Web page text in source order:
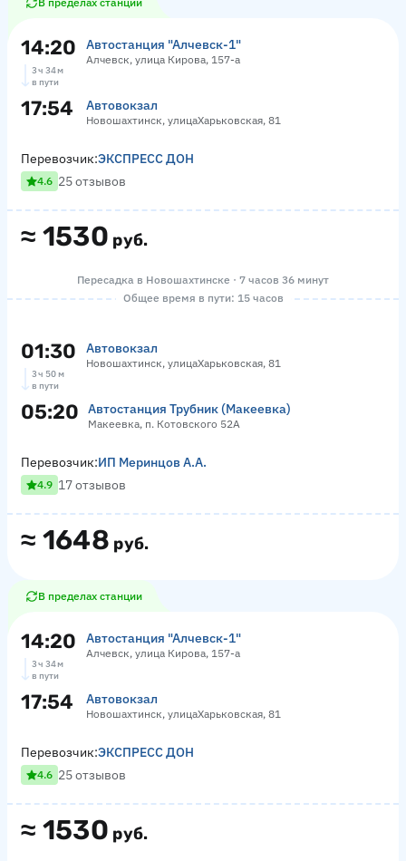
14:20 Автостанция "Алчевск-1"
Алчевск, улица Кирова, 157-а
3 ч 34 м
в пути
17:54 Автовокзал
Новошахтинск, улицаХарьковская, 81
≈ 1530 руб.
Перевозчик:ЭКСПРЕСС ДОН
4.6 25 отзывов
Пересадка в Новошахтинске · 7 часов 36 минут
Общее время в пути: 15 часов
01:30 Автовокзал
Новошахтинск, улицаХарьковская, 81
3 ч 50 м
в пути
05:20 Автостанция Трубник (Макеевка)
Макеевка, п. Котовского 52А
≈ 1648 руб.
Перевозчик:ИП Меринцов А.А.
4.9 17 отзывов
В пределах станции
14:20 Автостанция "Алчевск-1"
Алчевск, улица Кирова, 157-а
3 ч 34 м
в пути
17:54 Автовокзал
Новошахтинск, улицаХарьковская, 81
≈ 1530 руб.
Перевозчик:ЭКСПРЕСС ДОН
4.6 25 отзывов